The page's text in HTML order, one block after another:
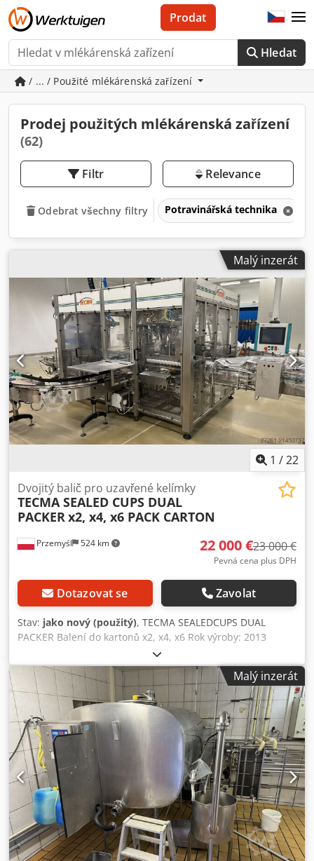
Hledat
Prodat
/ ... / Použité mlékárenská zařízení
Prodej použitých mlékárenská zařízení
(62)
Filtr Relevance
Odebrat všechny filtry Potravinářská technika
Malý inzerát
1 /22
Przemyśl 524 km
Dvojitý balič pro uzavřené kelímky
TECMA SEALED CUPS DUAL
PACKERx2, x4, x6 PACK CARTON
22 000 €23 000 €
Pevná cena plus DPH
Dotazovat se Zavolat
Stav: jako nový (použitý), TECMA SEALEDCUPS DUAL
PACKER Balení do kartonů x2, x4, x6 Rok výroby: 2013
Csdpfxoyrx Uvj An Tjrf Stav jako nový Vyrobeno ve Francii
Malý inzerát